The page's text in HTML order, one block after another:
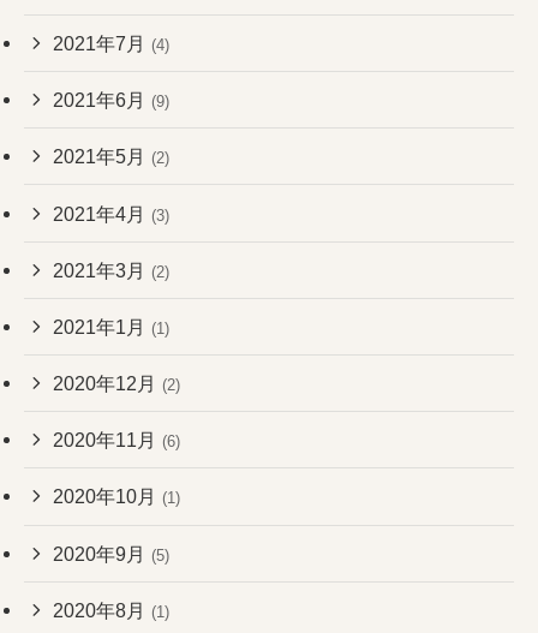
2021年7月 (4)
2021年6月 (9)
2021年5月 (2)
2021年4月 (3)
2021年3月 (2)
2021年1月 (1)
2020年12月 (2)
2020年11月 (6)
2020年10月 (1)
2020年9月 (5)
2020年8月 (1)